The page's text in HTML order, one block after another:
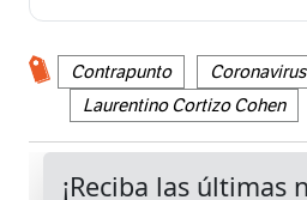
Contrapunto Coronavirus
Laurentino Cortizo Cohen